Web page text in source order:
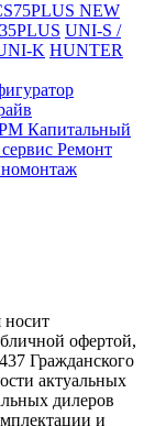
NEW
UNI-S /
K HUNTER
Капитальный
Ремонт
носит
офертой,
Гражданского
актуальных
дилеров
и